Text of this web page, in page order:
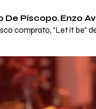
De Piscopo, Enzo
comprato, "Let it be"